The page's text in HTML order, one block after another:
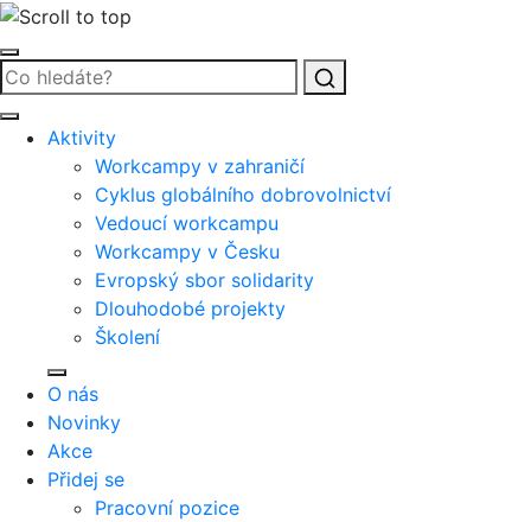
Vyhledat
Aktivity
Workcampy v zahraničí
Cyklus globálního dobrovolnictví
Vedoucí workcampu
Workcampy v Česku
Evropský sbor solidarity
Dlouhodobé projekty
Školení
O nás
Novinky
Akce
Přidej se
Pracovní pozice